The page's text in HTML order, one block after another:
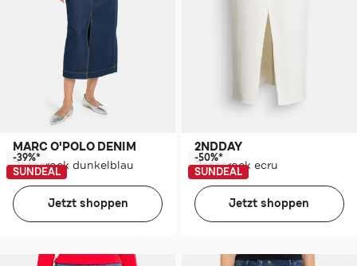
MARC O'POLO DENIM
Jeansrock dunkelblau
-39%*
SUNDEAL
Jetzt shoppen
2NDDAY
Jeansrock ecru
-50%*
SUNDEAL
Jetzt shoppen